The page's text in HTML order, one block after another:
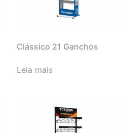
Clássico 21 Ganchos
Leia mais